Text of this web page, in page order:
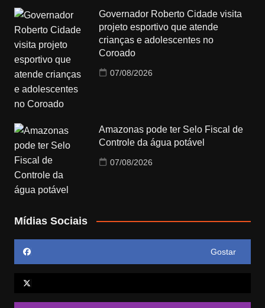
Governador Roberto Cidade visita
projeto esportivo que atende
crianças e adolescentes no
Coroado
07/08/2026
Amazonas pode ter Selo Fiscal de
Controle da água potável
07/08/2026
Mídias Sociais
Gostar